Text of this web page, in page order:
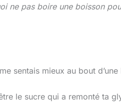
ne pas boire une boisson
sentais mieux au bout
le sucre qui a remonté ta